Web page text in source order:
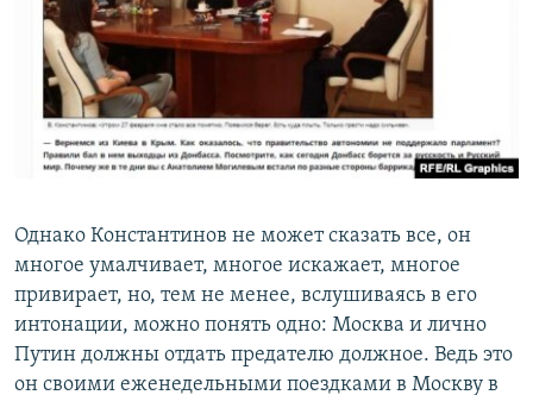
Однако Константинов не может сказать все, он
многое умалчивает, многое искажает, многое
привирает, но, тем не менее, вслушиваясь в его
интонации, можно понять одно: Москва и лично
Путин должны отдать предателю должное. Ведь это
он своими еженедельными поездками в Москву в